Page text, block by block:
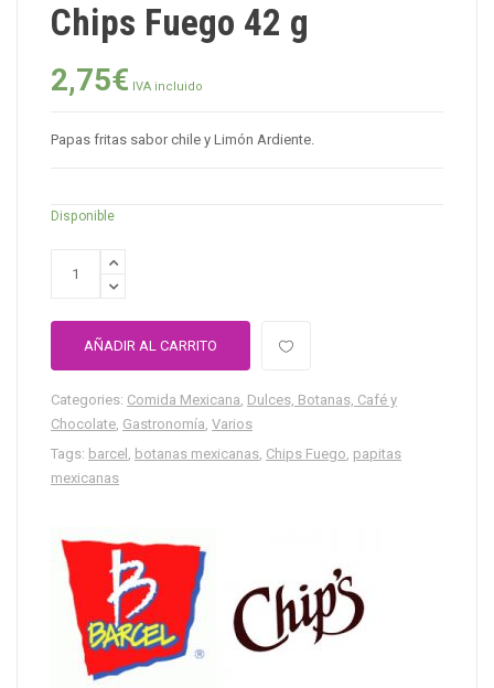
Chips Fuego 42 g
2,75€ IVA incluido
Papas fritas sabor chile y Limón Ardiente.
Disponible
AÑADIR AL CARRITO
Categories: Comida Mexicana, Dulces, Botanas, Café y
Chocolate, Gastronomía, Varios
Tags: barcel , botanas mexicanas, Chips Fuego, papitas
mexicanas